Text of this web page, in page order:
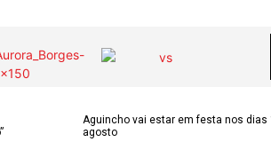
Aguincho vai estar em festa nos dias
agosto